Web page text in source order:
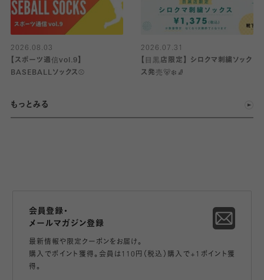
2026.08.03
【スポーツ通信vol.9】
BASEBALLソックス⚾️
2026.07.31
【目黒店限定】 シロクマ刺繍ソック
ス発売🐻‍❄️🧦
もっとみる
会員登録・
メールマガジン登録
最新情報や限定クーポンをお届け。
購入でポイント獲得。会員は110円（税込）購入で+1ポイント獲
得。